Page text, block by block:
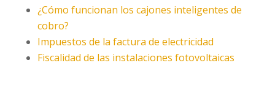
¿Cómo funcionan los cajones inteligentes de
cobro?
Impuestos de la factura de electricidad
Fiscalidad de las instalaciones fotovoltaicas